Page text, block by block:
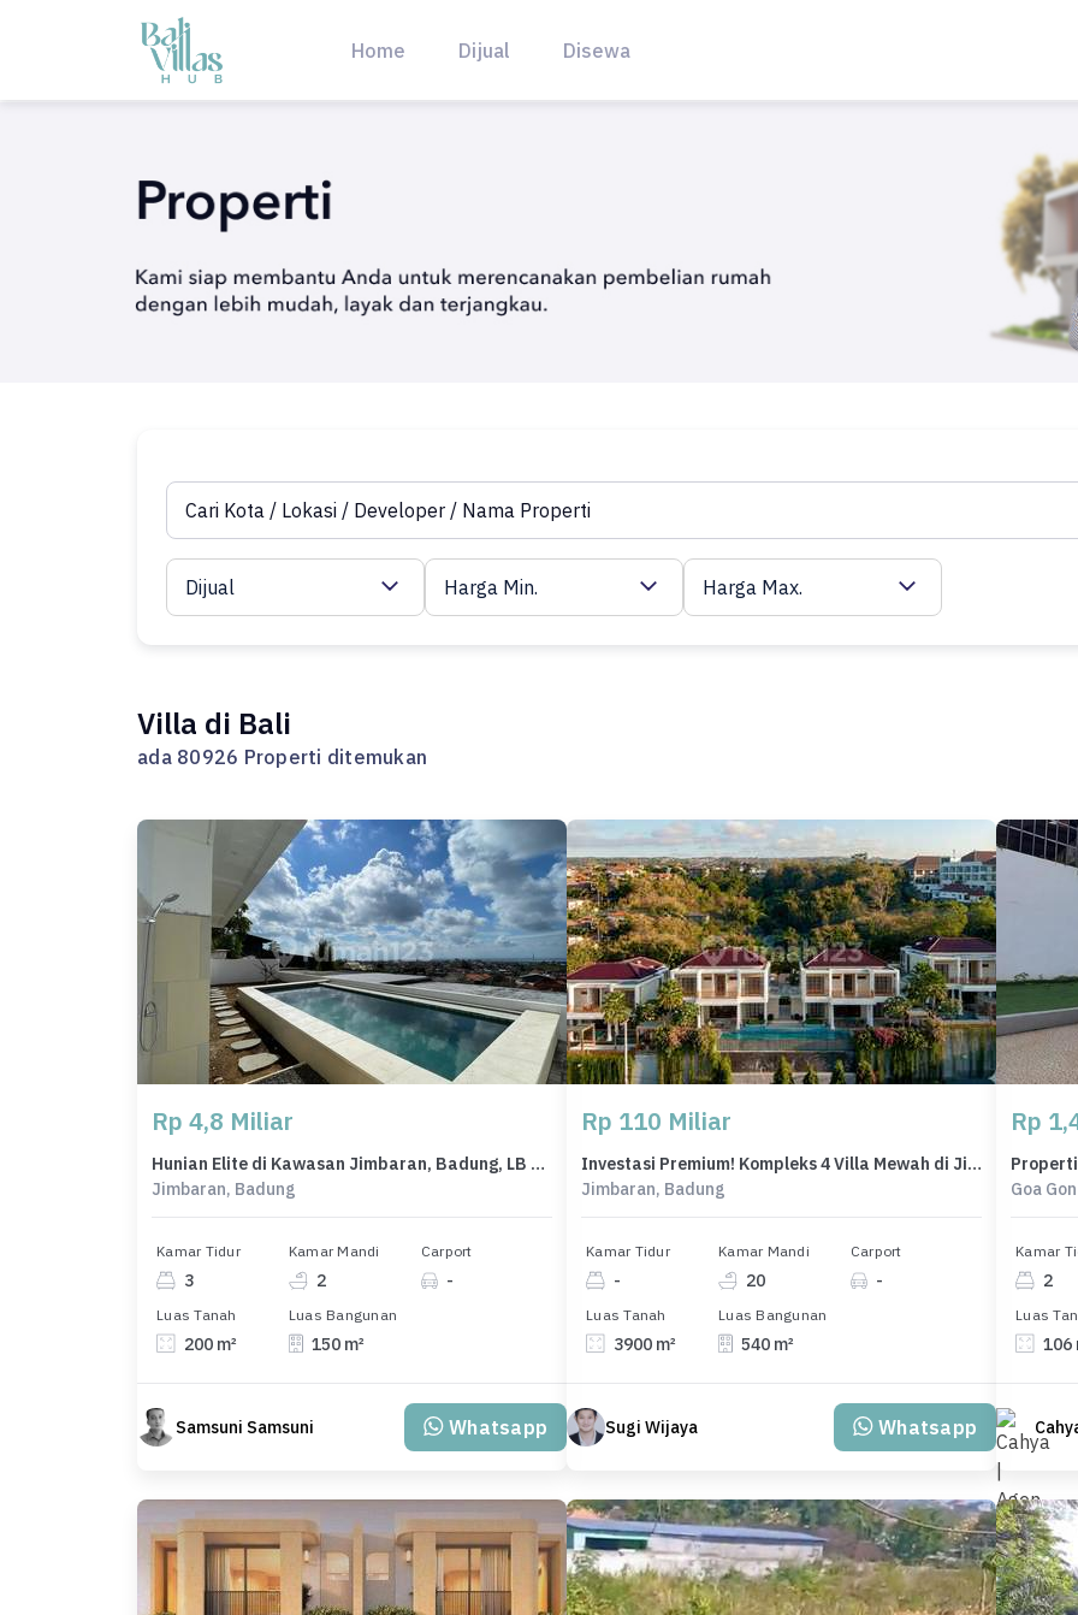
Home Dijual Disewa
Dijual Harga Min. Harga Max.
Villa di Bali
ada 80926 Properti ditemukan
Rp 4,8 Miliar
Hunian Elite di Kawasan Jimbaran, Badung, LB 150m², Harga 4,8 Miliar
Jimbaran, Badung
Kamar Tidur
3
Kamar Mandi
2
Carport
-
Luas Tanah
200 m²
Luas Bangunan
150 m²
Samsuni Samsuni Whatsapp
Rp 110 Miliar
Investasi Premium! Kompleks 4 Villa Mewah di Jimbaran Bali - View Eksotis & Fasilitas Lengkap
Jimbaran, Badung
Kamar Tidur
-
Kamar Mandi
20
Carport
-
Luas Tanah
3900 m²
Luas Bangunan
540 m²
Sugi Wijaya Whatsapp
Rp
Goa
Kamar
2
Luas
106